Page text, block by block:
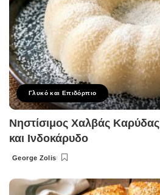
Γλυκό και Επιδόρπιο
Νηστίσιμος Χαλβάς
και Ινδοκάρυδο
Posted
George Zolis